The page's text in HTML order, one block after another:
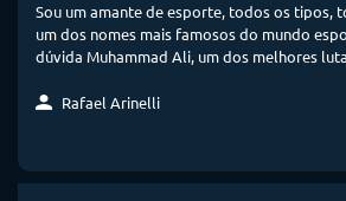
Sou um amante de esporte, todos os tipos,
um dos nomes mais famosos do mundo
dúvida Muhammad Ali, um dos melhores
Rafael Arinelli